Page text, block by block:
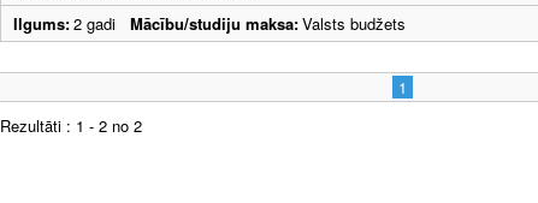
Ilgums:2 gadi Mācību/studiju maksa:Valsts budžets
1
Rezultāti : 1 - 2 no 2